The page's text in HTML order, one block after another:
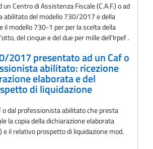
Centro di Assistenza Fiscale (C.A.F.) o ad
abilitato del modello 730/2017 e della
il modello 730-1 per per la scelta della
del cinque e del due per mille dell'Irpef .
2017 presentato ad un Caf o
abilitato: ricezione
elaborata e del
di liquidazione
o dal professionista abilitato che presta
la copia della dichiarazione elaborata
il relativo prospetto di liquidazione mod.